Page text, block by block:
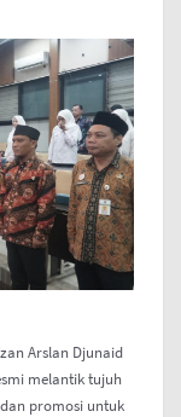
Arslan Djunaid
melantik tujuh
promosi untuk